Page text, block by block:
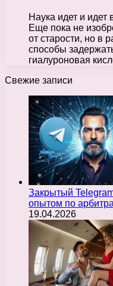
Наука идет и
Еще пока не
от старости, но в
способы
гиалуроновая
Свежие записи
Закрытый
опытом по
19.04.2026